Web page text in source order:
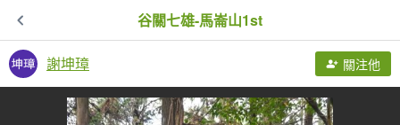
谷關七雄-馬崙山1st
謝坤璋 關注他